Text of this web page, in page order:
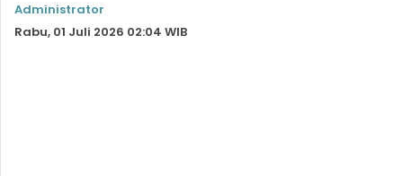
Administrator
Rabu, 01 Juli 2026 02:04 WIB